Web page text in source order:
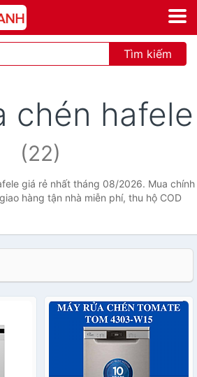
Tìm kiếm
chén hafele
(22)
giá rẻ nhất tháng 08/2026. Mua chính
hàng tận nhà miễn phí, thu hộ COD